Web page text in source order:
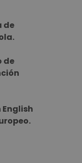
de
de